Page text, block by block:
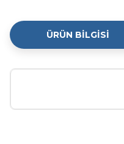
ÜRÜN BILGISI